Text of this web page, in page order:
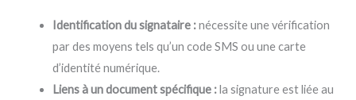
Identification du signataire :nécessite une vérification
par des moyens tels qu’un code SMS ou une carte
d’identité numérique.
Liens à un document spécifique :la signature est liée au